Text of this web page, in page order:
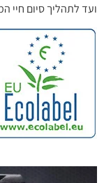
ועד לתהליך סיום חיי